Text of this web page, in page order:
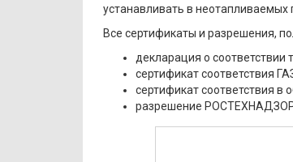
устанавливать в неотапливаемых
Все сертификаты и разрешения,
декларация о
сертификат соответствия
сертификат соответствия в
разрешение